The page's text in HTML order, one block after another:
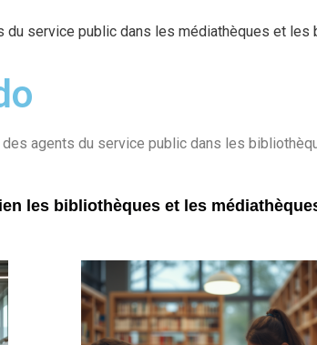
du service public dans les médiathèques et les
agents du service public dans les
les bibliothèques et les